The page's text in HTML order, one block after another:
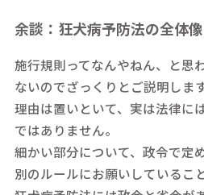
余談：狂犬病予防法の全体像
施行規則ってなんやねん、と思
ないのでざっくりとご説明します
理由は置いといて、実は法律に
ではありません。
細かい部分について、政令で定
別のルールにお願いしているこ